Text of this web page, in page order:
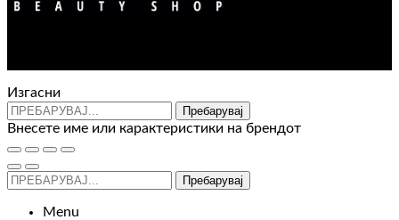
Изгасни
Пребарувај
Внесете име или карактеристики на брендот
Пребарувај
Menu